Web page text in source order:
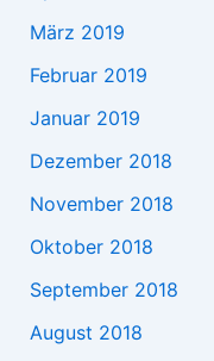
März 2019
Februar 2019
Januar 2019
Dezember 2018
November 2018
Oktober 2018
September 2018
August 2018